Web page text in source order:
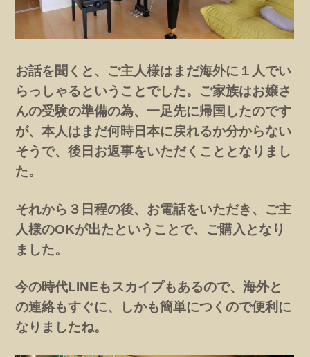
お話を聞くと、ご主人様はまだ海外に１人でい
らっしゃるということでした。ご家族はお嬢さ
んの受験の準備の為、一足先に帰国したのです
が、本人はまだ何時日本に戻れるか分からない
そうで、後日お返事をいただくこととなりまし
た。
それから３日程の後、お電話をいただき、ご主
人様のOKが出たということで、ご購入となり
ました。
今の時代LINEもスカイプもあるので、海外と
の連絡もすぐに、しかも簡単につくので便利に
なりましたね。